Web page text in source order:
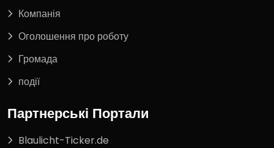
Компанія
Оголошення про роботу
Громада
події
Партнерські Портали
Blaulicht-Ticker.de